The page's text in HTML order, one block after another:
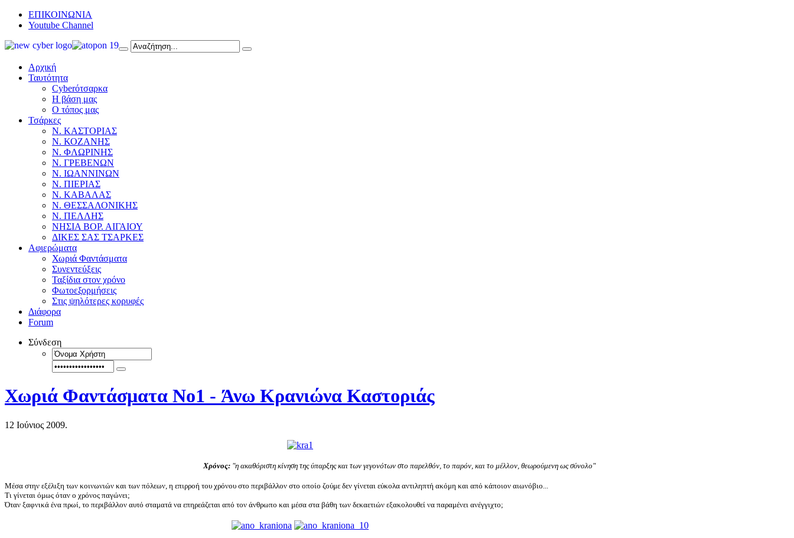
ΕΠΙΚΟΙΝΩΝΙΑ
Youtube Channel
Αρχική
Ταυτότητα
Cyberότσαρκα
Η βάση μας
Ο τόπος μας
Τσάρκες
Ν. ΚΑΣΤΟΡΙΑΣ
Ν. ΚΟΖΑΝΗΣ
Ν. ΦΛΩΡΙΝΗΣ
Ν. ΓΡΕΒΕΝΩΝ
Ν. ΙΩΑΝΝΙΝΩΝ
Ν. ΠΙΕΡΙΑΣ
Ν. ΚΑΒΑΛΑΣ
Ν. ΘΕΣΣΑΛΟΝΙΚΗΣ
Ν. ΠΕΛΛΗΣ
ΝΗΣΙΑ ΒΟΡ. ΑΙΓΑΙΟΥ
ΔΙΚΕΣ ΣΑΣ ΤΣΑΡΚΕΣ
Αφιερώματα
Χωριά Φαντάσματα
Συνεντεύξεις
Ταξίδια στον χρόνο
Φωτοεξορμήσεις
Στις ψηλότερες κορυφές
Διάφορα
Forum
Σύνδεση
Χωριά Φαντάσματα No1 - Άνω Κρανιώνα Καστοριάς
12 Ιούνιος 2009.
Χρόνος: "η ακαθόριστη κίνηση της ύπαρξης και των γεγονότων στο παρελθόν , το παρόν , και το μέλλον , θεωρούμενη ως σύνολο"
Μέσα στην εξέλιξη των κοινωνιών και των πόλεων, η επιρροή του χρόνου στο περιβάλλον στο οποίο ζούμε δεν γίνεται εύκολα αντιληπτή ακόμη και από κάποιον αιωνόβιο...
Τι γίνεται όμως όταν ο χρόνος παγώνει;
Όταν ξαφνικά ένα πρωί, το περιβάλλον αυτό σταματά να επηρεάζεται από τον άνθρωπο και μέσα στα βάθη των δεκαετιών εξακολουθεί να παραμένει ανέγγιχτο;